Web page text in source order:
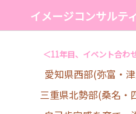
イメージコンサルテ
＜11年目、イベント合わ
愛知県西部(弥富・
三重県北勢部(桑名・